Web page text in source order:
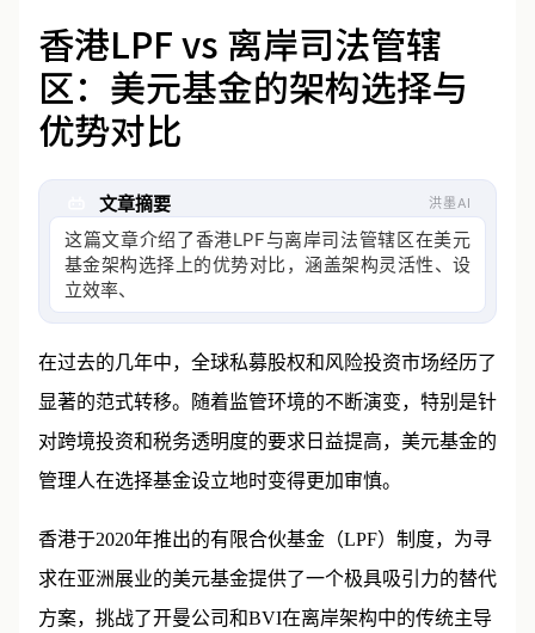
香港LPF vs 离岸司法管辖
区：美元基金的架构选择与
优势对比
文章摘要 洪墨AI
这篇文章介绍了香港LPF与离岸司法管辖区在美元
基金架构选择上的优势对比，涵盖架构灵活性、设
立效率、税务处理及合规成本等方面
在过去的几年中，全球私募股权和风险投资市场经历了
显著的范式转移。随着监管环境的不断演变，特别是针
对跨境投资和税务透明度的要求日益提高， 美元基金的
管理人在选择基金设立地时变得更加审慎。
香港于2020年推出的有限合伙基金（LPF）制度，为寻
求在亚洲展业的美元基金提供了一个极具吸引力的替代
方案，挑战了开曼公司和BVI在离岸架构中的传统主导